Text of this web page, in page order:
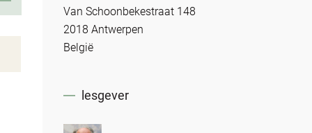
Van Schoonbekestraat 148
2018 Antwerpen
België
lesgever